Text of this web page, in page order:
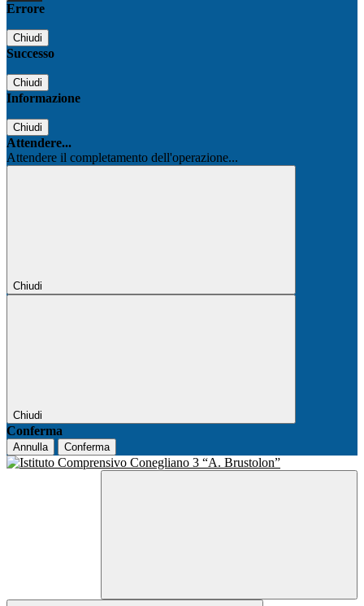
Errore
Chiudi
Successo
Chiudi
Informazione
Chiudi
Attendere...
Attendere il completamento dell'operazione...
Chiudi
Chiudi
Conferma
Annulla Conferma